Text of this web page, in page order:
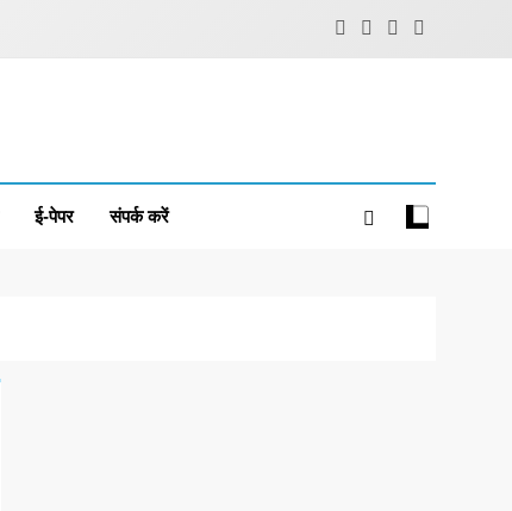
ई-पेपर संपर्क करें